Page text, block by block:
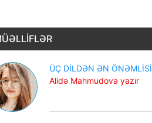
ÜÇ DİLDƏN ƏN ÖNƏMLİSİ
Alidə Mahmudova yazır